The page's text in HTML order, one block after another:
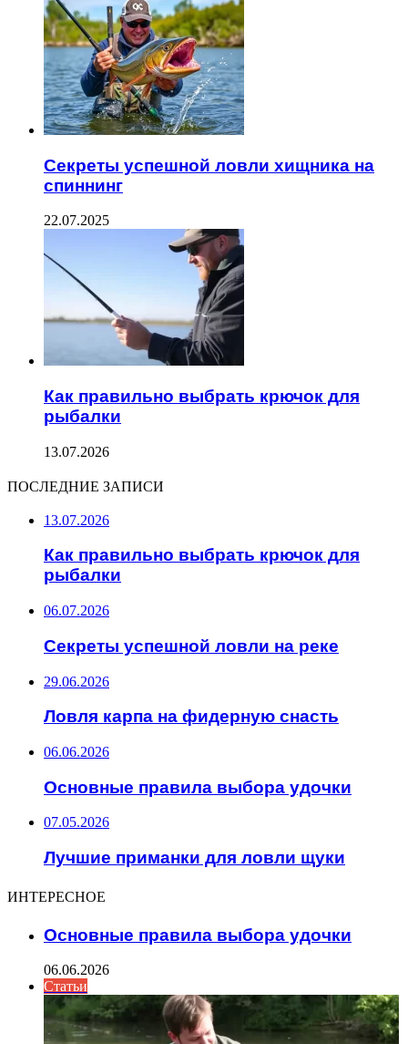
Секреты успешной ловли хищника на
спиннинг
22.07.2025
Как правильно выбрать крючок для
рыбалки
13.07.2026
ПОСЛЕДНИЕ ЗАПИСИ
13.07.2026
Как правильно выбрать крючок для
рыбалки
06.07.2026
Секреты успешной ловли на реке
29.06.2026
Ловля карпа на фидерную снасть
06.06.2026
Основные правила выбора удочки
07.05.2026
Лучшие приманки для ловли щуки
ИНТЕРЕСНОЕ
Основные правила выбора удочки
06.06.2026
Статьи